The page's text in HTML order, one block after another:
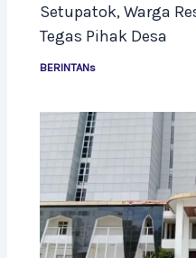
Setupatok, Warga
Tegas Pihak Desa
BERINTANs